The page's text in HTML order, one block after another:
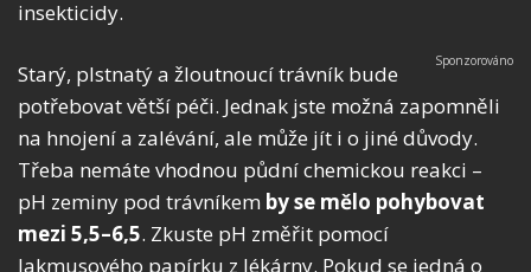
insekticidy.
Starý, plstnatý a žloutnoucí trávník bude
potřebovat větší péči. Jednak jste možná zapomněli
na hnojení a zalévání, ale může jít i o jiné důvody.
Třeba nemáte vhodnou půdní chemickou reakci –
pH zeminy pod trávníkem by se mělo pohybovat
mezi 5,5–6,5. Zkuste pH změřit pomocí
lakmusového papírku z lékárny. Pokud se jedná o